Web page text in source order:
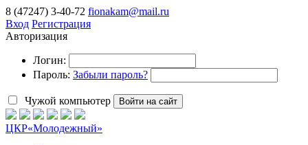
8 (47247) 3-40-72 fionakam@mail.ru
Вход Регистрация
Авторизация
Логин:
Пароль: Забыли пароль?
Чужой компьютер Войти на сайт
ЦКР«Молодежный»